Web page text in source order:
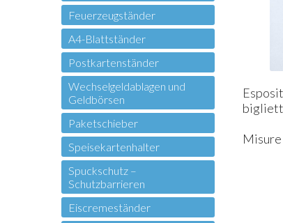
Misure
Feuerzeugständer
A4-Blattständer
Postkartenständer
Wechselgeldablagen und
Geldbörsen
Paketschieber
Speisekartenhalter
Spuckschutz –
Schutzbarrieren
Eiscremeständer